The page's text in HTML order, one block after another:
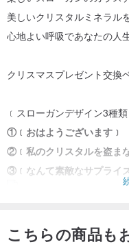
美しいクリスタルミネラル
心地よい呼吸であなたの人
クリスマスプレゼント交換
﹝スローガンデザイン3種類
①﹝おはようございます﹞
②﹝私のクリスタルを盗ま
③﹝なんて素敵なサプライ
﹝4色のクリスタル鉱石﹞
こちらの商品も